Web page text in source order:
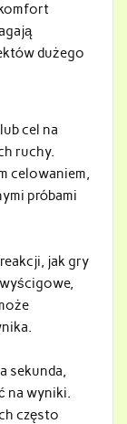
dużego
cel na
ruchy.
celowaniem,
próbami
jak gry
sekunda,
na wyniki.
często